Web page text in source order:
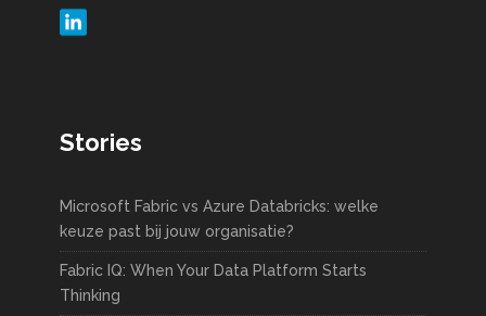
Stories
Microsoft Fabric vs Azure Databricks: welke
keuze past bij jouw organisatie?
Fabric IQ: When Your Data Platform Starts
Thinking